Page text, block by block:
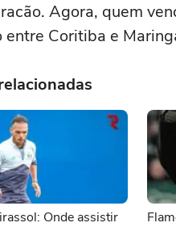
Agora, quem
entre Coritiba e
Onde assistir